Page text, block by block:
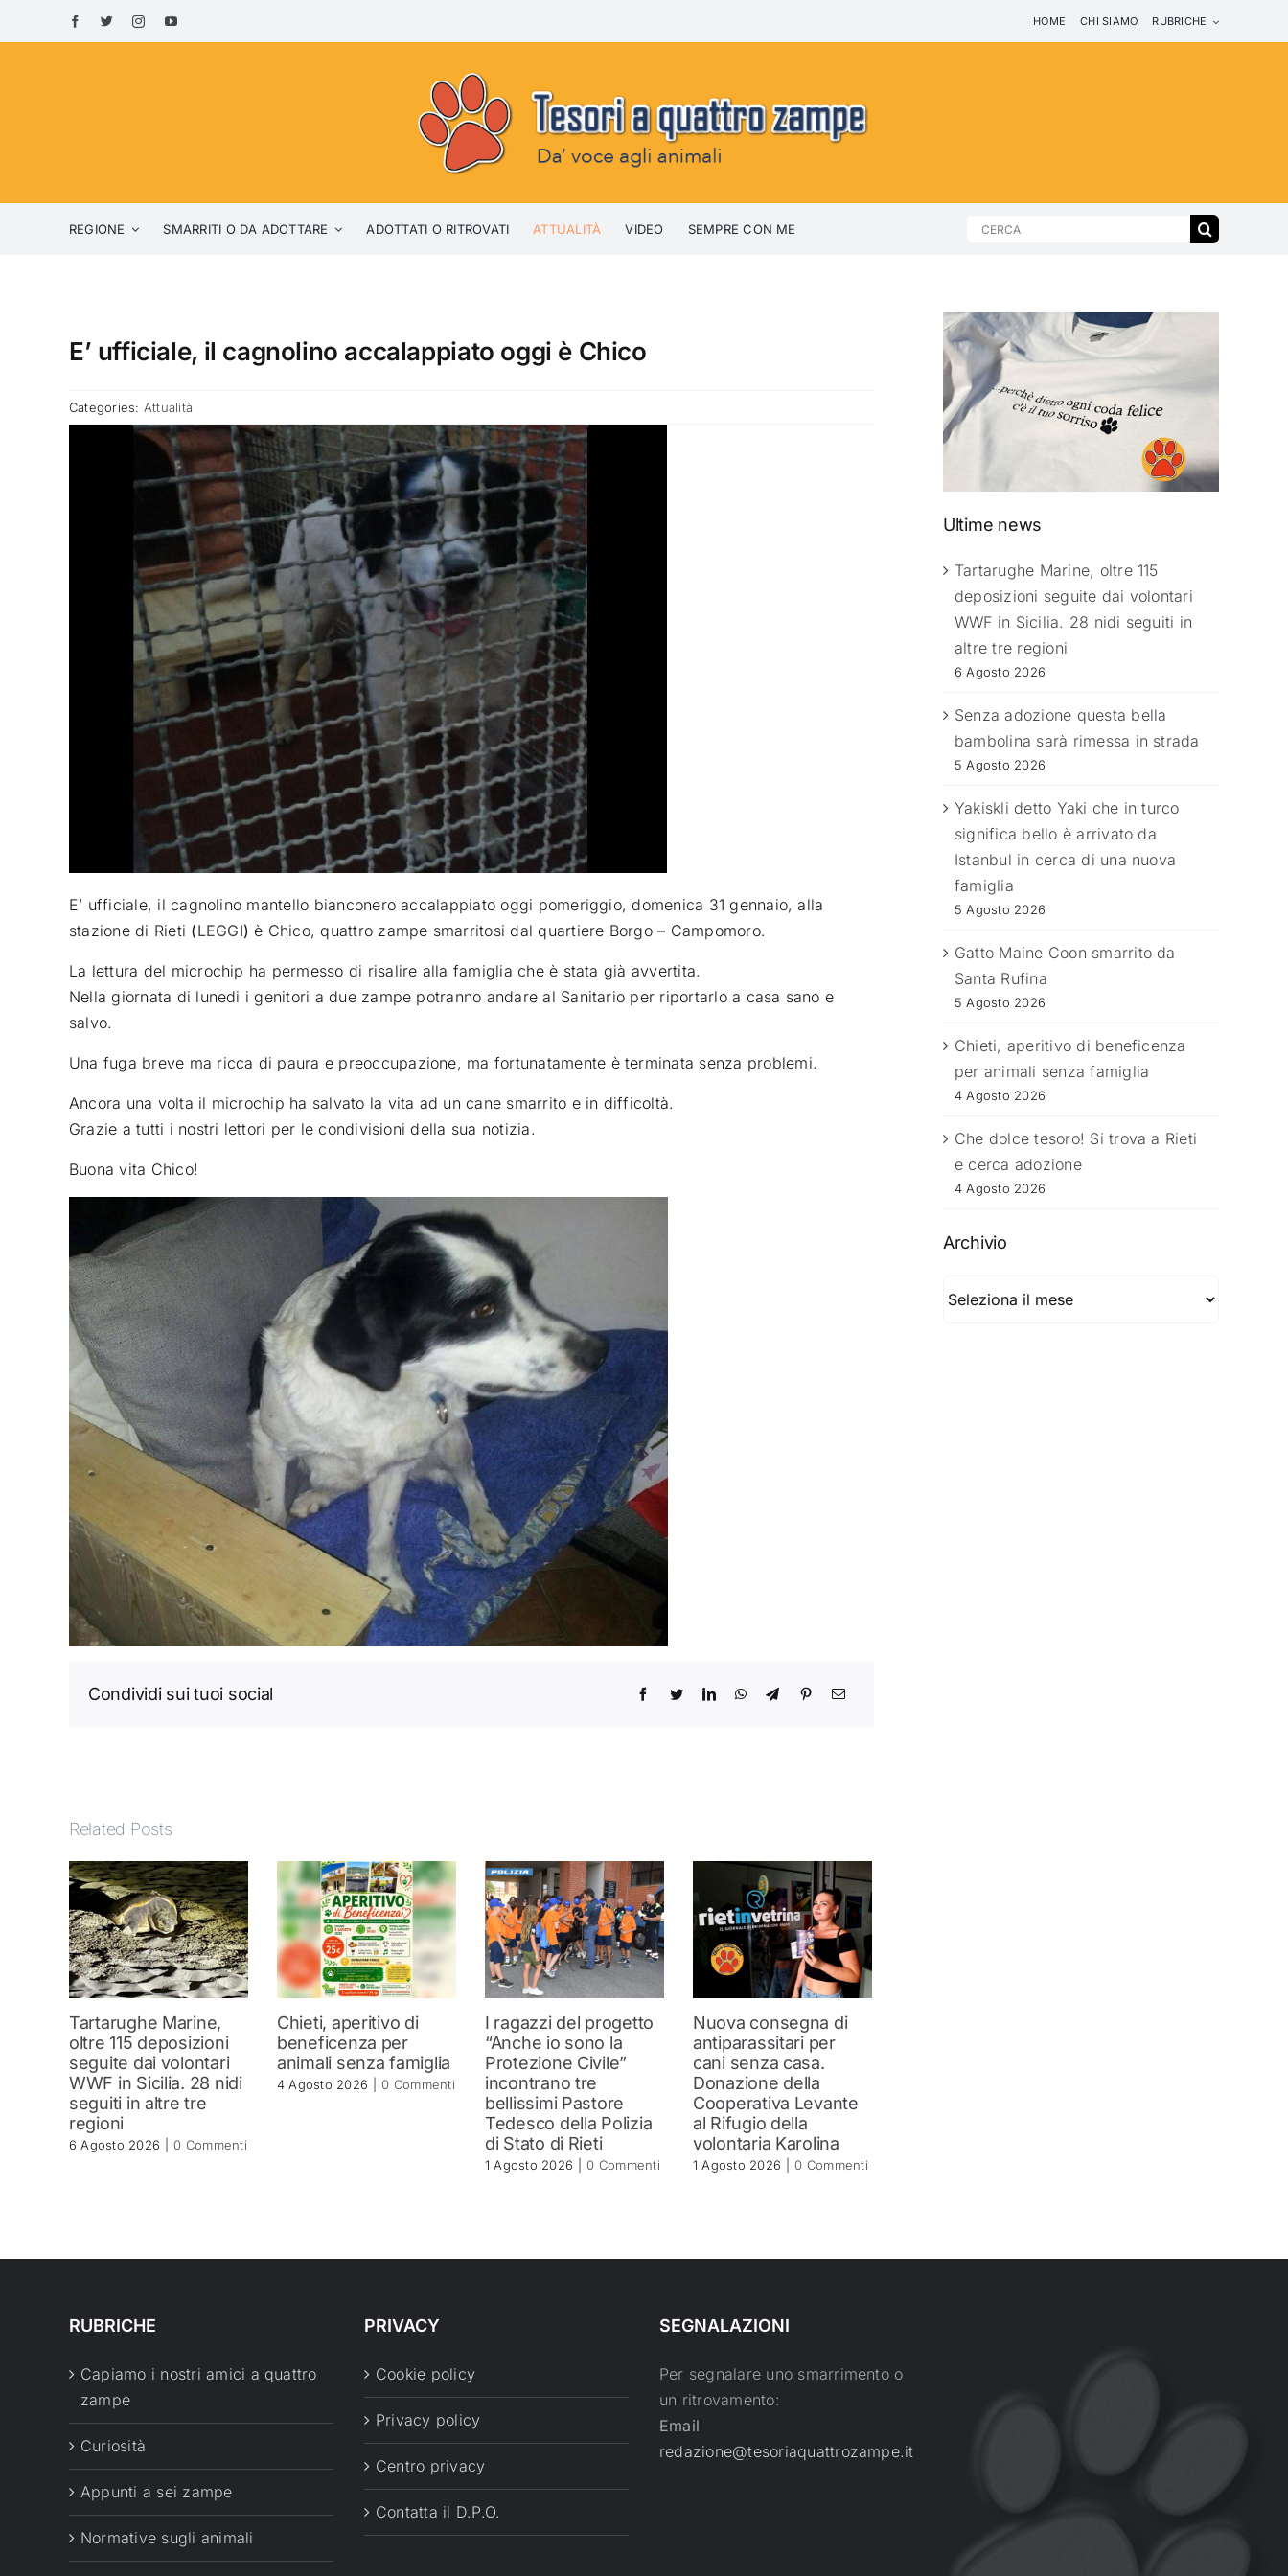
to
HOME CHI SIAMO RUBRICHE
REGIONE SMARRITI O DA ADOTTARE ADOTTATI O RITROVATI ATTUALITÀ VIDEO SEMPRE CON ME
Search
E’ ufficiale, il cagnolino accalappiato oggi è Chico
Categories: Attualità
E’ ufficiale, il cagnolino mantello bianconero accalappiato oggi pomeriggio, domenica 31 gennaio, alla
stazione di Rieti (LEGGI) è Chico, quattro zampe smarritosi dal quartiere Borgo – Campomoro.
La lettura del microchip ha permesso di risalire alla famiglia che è stata già avvertita.
Nella giornata di lunedi i genitori a due zampe potranno andare al Sanitario per riportarlo a casa sano e
salvo.
Una fuga breve ma ricca di paura e preoccupazione, ma fortunatamente è terminata senza problemi.
Ancora una volta il microchip ha salvato la vita ad un cane smarrito e in difficoltà.
Grazie a tutti i nostri lettori per le condivisioni della sua notizia.
Buona vita Chico!
Condividi sui tuoi social
Related Posts
Tartarughe Marine,
oltre 115 deposizioni
seguite dai volontari
WWF in Sicilia. 28 nidi
seguiti in altre tre
regioni
6 Agosto 2026 0 Commenti
Chieti, aperitivo di
beneficenza per
animali senza famiglia
4 Agosto 2026 0 Commenti
I ragazzi del progetto
“Anche io sono la
Protezione Civile”
incontrano tre
bellissimi Pastore
Tedesco della Polizia
di Stato di Rieti
1 Agosto 2026 0 Commenti
Nuova consegna di
antiparassitari per
cani senza casa.
Donazione della
Cooperativa Levante
al Rifugio della
volontaria Karolina
1 Agosto 2026 0 Commenti
Ultime news
Tartarughe Marine, oltre 115
deposizioni seguite dai volontari
WWF in Sicilia. 28 nidi seguiti in
altre tre regioni
6 Agosto 2026
Senza adozione questa bella
bambolina sarà rimessa in strada
5 Agosto 2026
Yakiskli detto Yaki che in turco
significa bello è arrivato da
Istanbul in cerca di una nuova
famiglia
5 Agosto 2026
Gatto Maine Coon smarrito da
Santa Rufina
5 Agosto 2026
Chieti, aperitivo di beneficenza
per animali senza famiglia
4 Agosto 2026
Che dolce tesoro! Si trova a Rieti
e cerca adozione
4 Agosto 2026
Archivio
RUBRICHE
Capiamo i nostri amici a quattro
zampe
Curiosità
Appunti a sei zampe
Normative sugli animali
PRIVACY
Cookie policy
Privacy policy
Centro privacy
Contatta il D.P.O.
SEGNALAZIONI
Per segnalare uno smarrimento o
un ritrovamento:
Email
redazione@tesoriaquattrozampe.it